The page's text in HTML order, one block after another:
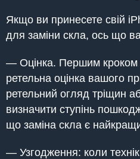
Якщо ви принесете свій
для заміни скла, ось що
— Оцінка. Першим кроком
ретельна оцінка вашого
ретельний огляд тріщин
визначити ступінь
що заміна скла є
— Узгодження: коли